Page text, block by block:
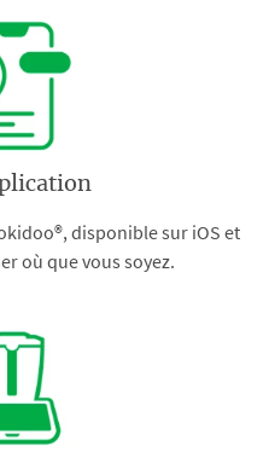
disponible sur iOS et
où que vous soyez.